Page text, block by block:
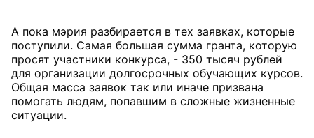
А пока мэрия разбирается в тех заявках, которые
поступили. Самая большая сумма гранта, которую
просят участники конкурса, - 350 тысяч рублей
для организации долгосрочных обучающих курсов.
Общая масса заявок так или иначе призвана
помогать людям, попавшим в сложные жизненные
ситуации.